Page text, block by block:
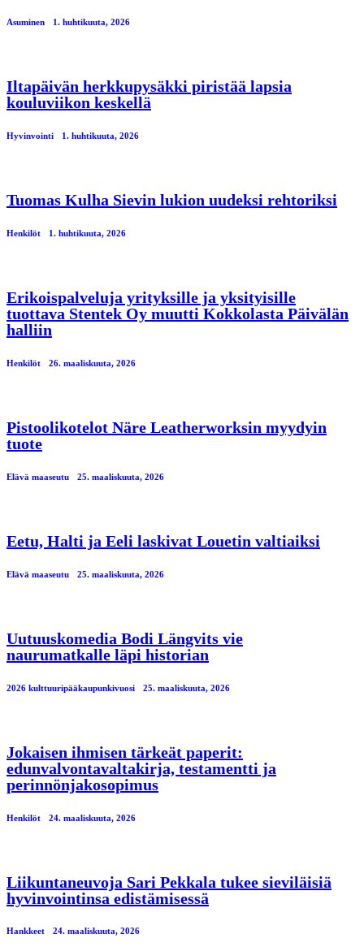
Asuminen 1. huhtikuuta, 2026
Iltapäivän herkkupysäkki piristää lapsia
kouluviikon keskellä
Hyvinvointi 1. huhtikuuta, 2026
Tuomas Kulha Sievin lukion uudeksi rehtoriksi
Henkilöt 1. huhtikuuta, 2026
Erikoispalveluja yrityksille ja yksityisille
tuottava Stentek Oy muutti Kokkolasta Päivälän
halliin
Henkilöt 26. maaliskuuta, 2026
Pistoolikotelot Näre Leatherworksin myydyin
tuote
Elävä maaseutu 25. maaliskuuta, 2026
Eetu, Halti ja Eeli laskivat Louetin valtiaiksi
Elävä maaseutu 25. maaliskuuta, 2026
Uutuuskomedia Bodi Längvits vie
naurumatkalle läpi historian
2026 kulttuuripääkaupunkivuosi 25. maaliskuuta, 2026
Jokaisen ihmisen tärkeät paperit:
edunvalvontavaltakirja, testamentti ja
perinnönjakosopimus
Henkilöt 24. maaliskuuta, 2026
Liikuntaneuvoja Sari Pekkala tukee sieviläisiä
hyvinvointinsa edistämisessä
Hankkeet 24. maaliskuuta, 2026